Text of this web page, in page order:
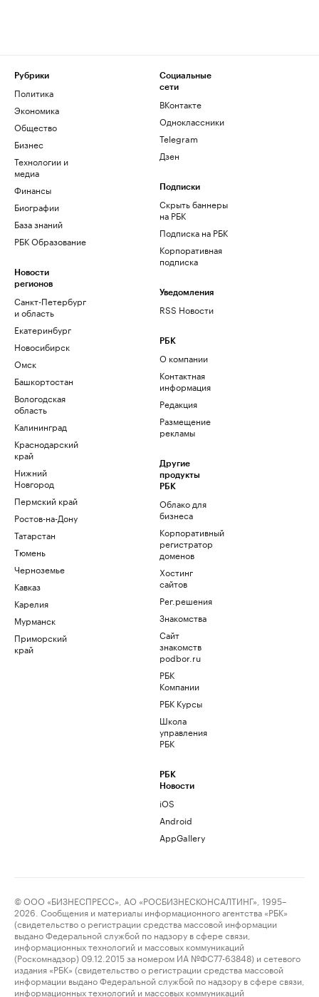
Рубрики
Политика
Экономика
Общество
Бизнес
Технологии и
медиа
Финансы
Биографии
База знаний
РБК Образование
Новости
регионов
Санкт-Петербург
и область
Екатеринбург
Новосибирск
Омск
Башкортостан
Вологодская
область
Калининград
Краснодарский
край
Нижний
Новгород
Пермский край
Ростов-на-Дону
Татарстан
Тюмень
Черноземье
Кавказ
Карелия
Мурманск
Приморский
край
Социальные
сети
ВКонтакте
Одноклассники
Telegram
Дзен
Подписки
Скрыть баннеры
на РБК
Подписка на РБК
Корпоративная
подписка
Уведомления
RSS Новости
РБК
О компании
Контактная
информация
Редакция
Размещение
рекламы
Другие
продукты
РБК
Облако для
бизнеса
Корпоративный
регистратор
доменов
Хостинг
сайтов
Рег.решения
Знакомства
Сайт
знакомств
podbor.ru
РБК
Компании
РБК Курсы
Школа
управления
РБК
РБК
Новости
iOS
Android
AppGallery
© ООО «БИЗНЕСПРЕСС», АО «РОСБИЗНЕСКОНСАЛТИНГ», 1995–
2026. Сообщения и материалы информационного агентства «РБК»
(свидетельство о регистрации средства массовой информации
выдано Федеральной службой по надзору в сфере связи,
информационных технологий и массовых коммуникаций
(Роскомнадзор) 09.12.2015 за номером ИА №ФС77-63848) и сетевого
издания «РБК» (свидетельство о регистрации средства массовой
информации выдано Федеральной службой по надзору в сфере связи,
информационных технологий и массовых коммуникаций